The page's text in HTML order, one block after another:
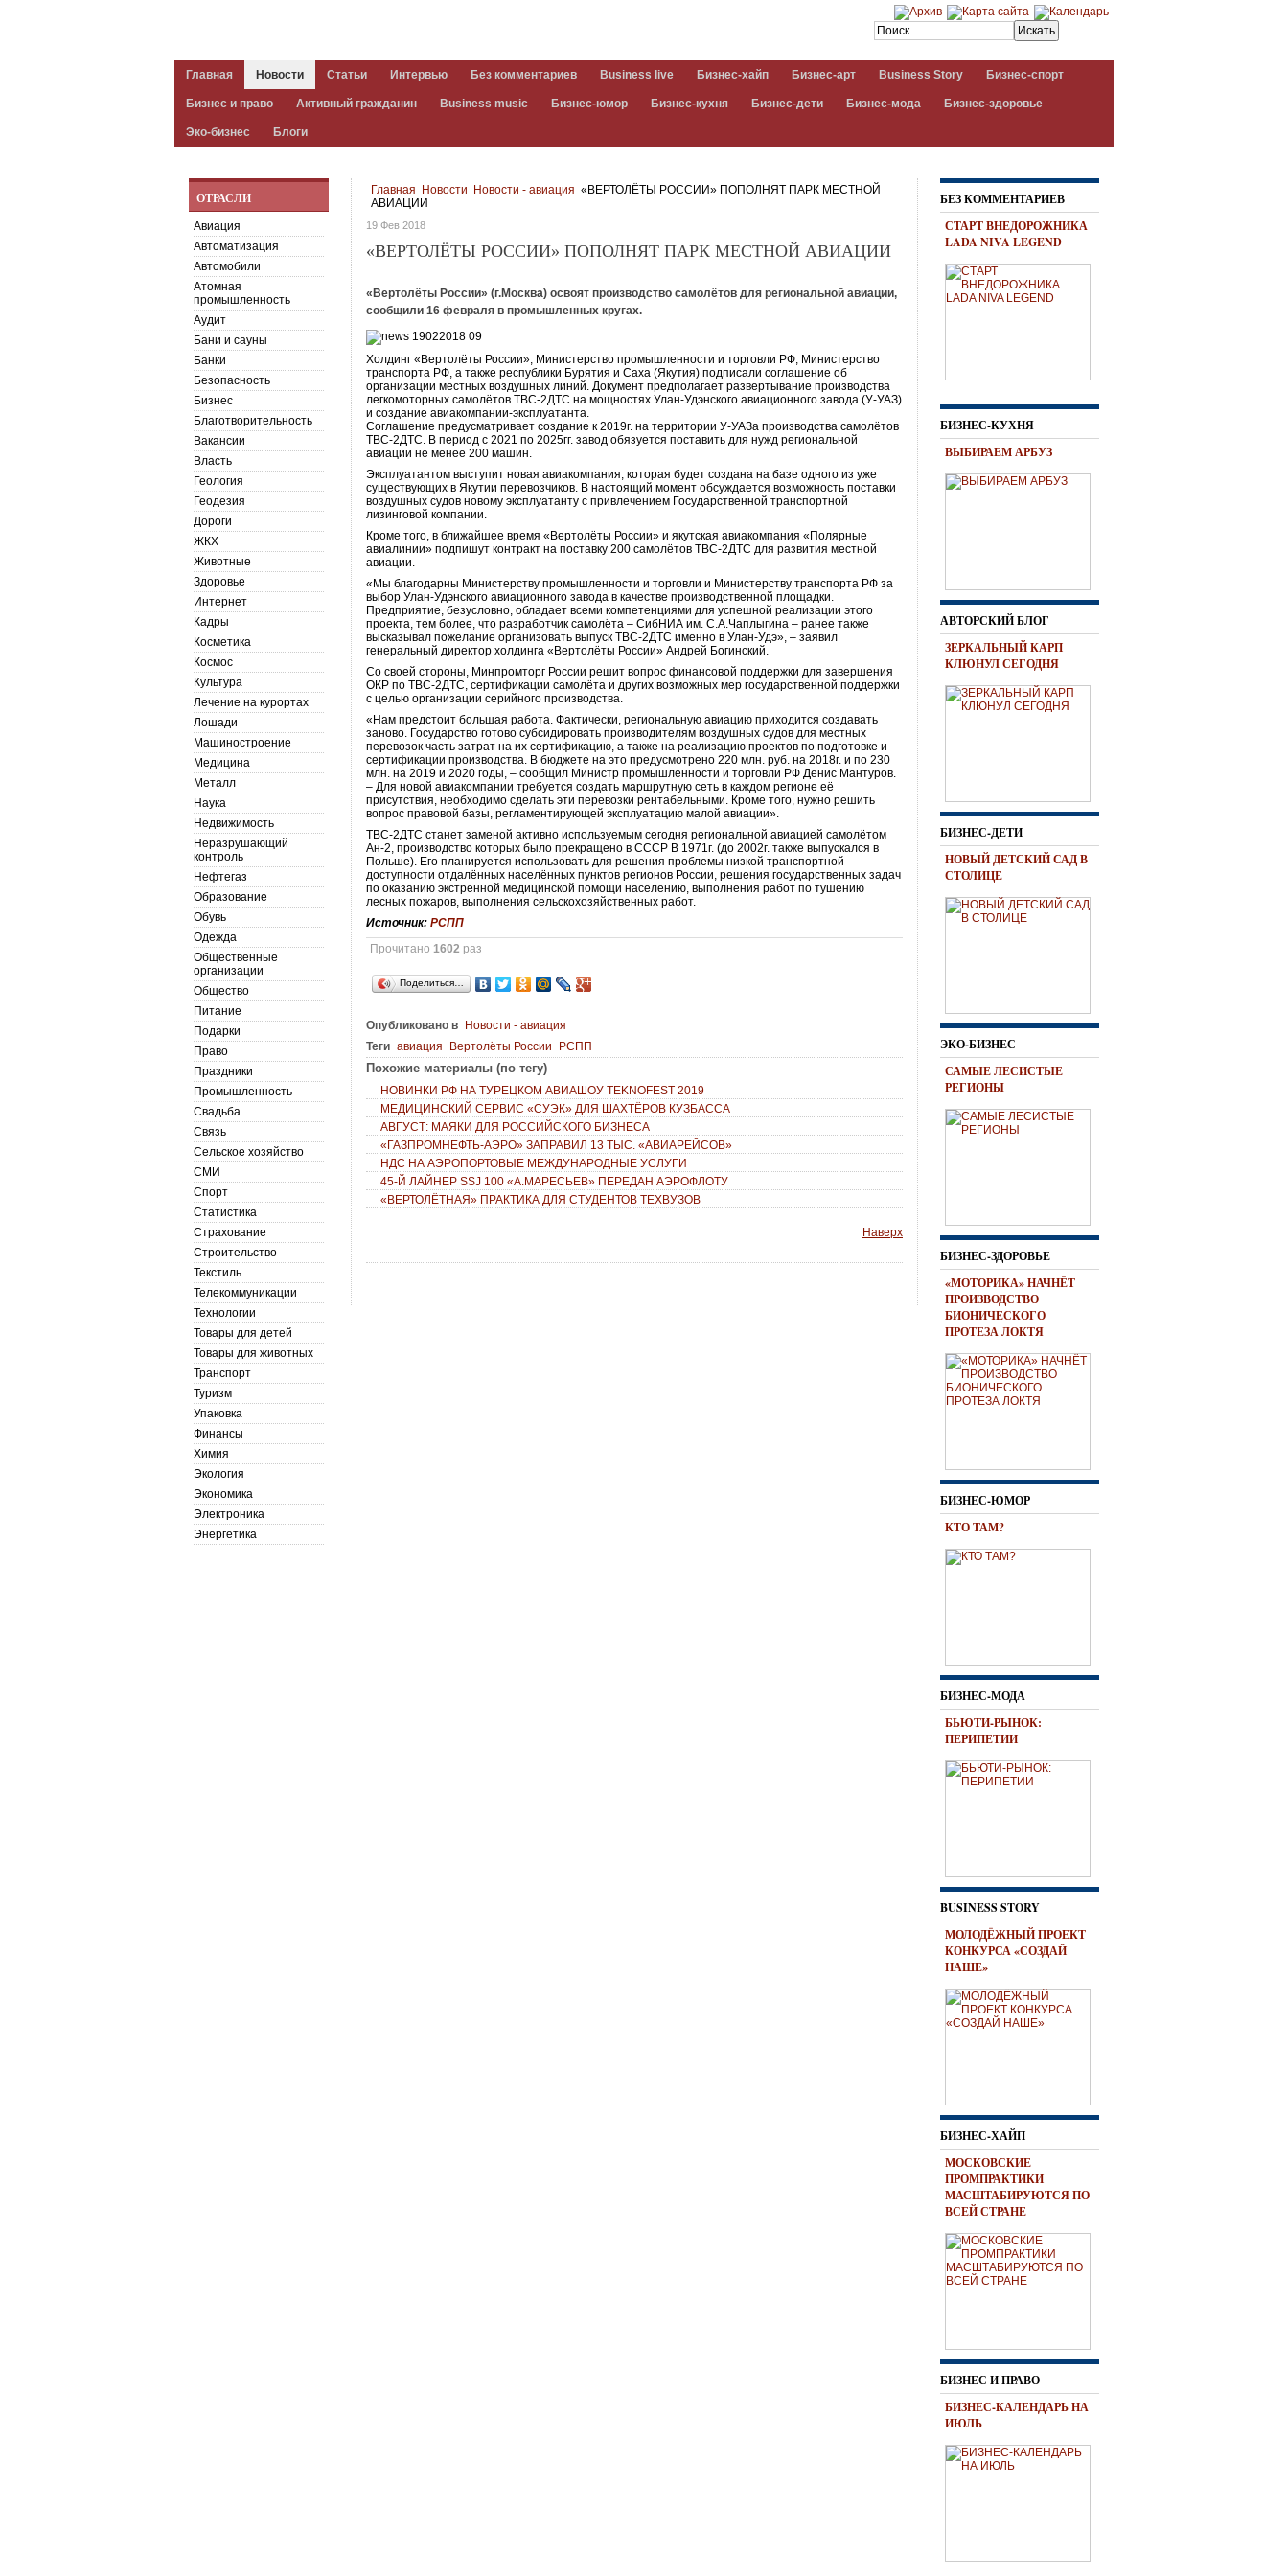
Главная Новости Статьи Интервью Без комментариев Business live Бизнес-хайп Бизнес-арт Business Story Бизнес-спорт
Бизнес и право Активный гражданин Business music Бизнес-юмор Бизнес-кухня Бизнес-дети Бизнес-мода Бизнес-здоровье
Эко-бизнес Блоги
Главная Новости Новости - авиация «ВЕРТОЛЁТЫ РОССИИ» ПОПОЛНЯТ ПАРК МЕСТНОЙ
АВИАЦИИ
19 Фев 2018
«ВЕРТОЛЁТЫ РОССИИ» ПОПОЛНЯТ ПАРК МЕСТНОЙ АВИАЦИИ
«Вертолёты России» (г.Москва) освоят производство самолётов для региональной авиации,
сообщили 16 февраля в промышленных кругах.
Холдинг «Вертолёты России», Министерство промышленности и торговли РФ, Министерство
транспорта РФ, а также республики Бурятия и Саха (Якутия) подписали соглашение об
организации местных воздушных линий. Документ предполагает развертывание производства
легкомоторных самолётов ТВС-2ДТС на мощностях Улан-Удэнского авиационного завода (У-УАЗ)
и создание авиакомпании-эксплуатанта.
Соглашение предусматривает создание к 2019г. на территории У-УАЗа производства самолётов
ТВС-2ДТС. В период с 2021 по 2025гг. завод обязуется поставить для нужд региональной
авиации не менее 200 машин.
Эксплуатантом выступит новая авиакомпания, которая будет создана на базе одного из уже
существующих в Якутии перевозчиков. В настоящий момент обсуждается возможность поставки
воздушных судов новому эксплуатанту с привлечением Государственной транспортной
лизинговой компании.
Кроме того, в ближайшее время «Вертолёты России» и якутская авиакомпания «Полярные
авиалинии» подпишут контракт на поставку 200 самолётов ТВС-2ДТС для развития местной
авиации.
«Мы благодарны Министерству промышленности и торговли и Министерству транспорта РФ за
выбор Улан-Удэнского авиационного завода в качестве производственной площадки.
Предприятие, безусловно, обладает всеми компетенциями для успешной реализации этого
проекта, тем более, что разработчик самолёта – СибНИА им. С.А.Чаплыгина – ранее также
высказывал пожелание организовать выпуск ТВС-2ДТС именно в Улан-Удэ», – заявил
генеральный директор холдинга «Вертолёты России» Андрей Богинский.
Со своей стороны, Минпромторг России решит вопрос финансовой поддержки для завершения
ОКР по ТВС-2ДТС, сертификации самолёта и других возможных мер государственной поддержки
с целью организации серийного производства.
«Нам предстоит большая работа. Фактически, региональную авиацию приходится создавать
заново. Государство готово субсидировать производителям воздушных судов для местных
перевозок часть затрат на их сертификацию, а также на реализацию проектов по подготовке и
сертификации производства. В бюджете на это предусмотрено 220 млн. руб. на 2018г. и по 230
млн. на 2019 и 2020 годы, – сообщил Министр промышленности и торговли РФ Денис Мантуров.
– Для новой авиакомпании требуется создать маршрутную сеть в каждом регионе её
присутствия, необходимо сделать эти перевозки рентабельными. Кроме того, нужно решить
вопрос правовой базы, регламентирующей эксплуатацию малой авиации».
ТВС-2ДТС станет заменой активно используемым сегодня региональной авиацией самолётом
Ан-2, производство которых было прекращено в СССР В 1971г. (до 2002г. также выпускался в
Польше). Его планируется использовать для решения проблемы низкой транспортной
доступности отдалённых населённых пунктов регионов России, решения государственных задач
по оказанию экстренной медицинской помощи населению, выполнения работ по тушению
лесных пожаров, выполнения сельскохозяйственных работ.
Источник:РСПП
Прочитано1602 раз
Поделиться…
Опубликовано в
Новости - авиация
Теги авиация Вертолёты России
РСПП
Похожие материалы (по тегу)
НОВИНКИ РФ НА ТУРЕЦКОМ АВИАШОУ TEKNOFEST 2019
МЕДИЦИНСКИЙ СЕРВИС «СУЭК» ДЛЯ ШАХТЁРОВ КУЗБАССА
АВГУСТ: МАЯКИ ДЛЯ РОССИЙСКОГО БИЗНЕСА
«ГАЗПРОМНЕФТЬ-АЭРО» ЗАПРАВИЛ 13 ТЫС. «АВИАРЕЙСОВ»
НДС НА АЭРОПОРТОВЫЕ МЕЖДУНАРОДНЫЕ УСЛУГИ
45-Й ЛАЙНЕР SSJ 100 «А.МАРЕСЬЕВ» ПЕРЕДАН АЭРОФЛОТУ
«ВЕРТОЛЁТНАЯ» ПРАКТИКА ДЛЯ СТУДЕНТОВ ТЕХВУЗОВ
Наверх
ОТРАСЛИ
Авиация
Автоматизация
Автомобили
Атомная
промышленность
Аудит
Бани и сауны
Банки
Безопасность
Бизнес
Благотворительность
Вакансии
Власть
Геология
Геодезия
Дороги
ЖКХ
Животные
Здоровье
Интернет
Кадры
Косметика
Космос
Культура
Лечение на курортах
Лошади
Машиностроение
Медицина
Металл
Наука
Недвижимость
Неразрушающий
контроль
Нефтегаз
Образование
Обувь
Одежда
Общественные
организации
Общество
Питание
Подарки
Право
Праздники
Промышленность
Свадьба
Связь
Сельское хозяйство
СМИ
Спорт
Статистика
Страхование
Строительство
Текстиль
Телекоммуникации
Технологии
Товары для детей
Товары для животных
Транспорт
Туризм
Упаковка
Финансы
Химия
Экология
Экономика
Электроника
Энергетика
БЕЗ КОММЕНТАРИЕВ
СТАРТ ВНЕДОРОЖНИКА
LADA NIVA LEGEND
БИЗНЕС-КУХНЯ
ВЫБИРАЕМ АРБУЗ
АВТОРСКИЙ БЛОГ
ЗЕРКАЛЬНЫЙ КАРП
КЛЮНУЛ СЕГОДНЯ
БИЗНЕС-ДЕТИ
НОВЫЙ ДЕТСКИЙ САД В
СТОЛИЦЕ
ЭКО-БИЗНЕС
САМЫЕ ЛЕСИСТЫЕ
РЕГИОНЫ
БИЗНЕС-ЗДОРОВЬЕ
«МОТОРИКА» НАЧНЁТ
ПРОИЗВОДСТВО
БИОНИЧЕСКОГО
ПРОТЕЗА ЛОКТЯ
БИЗНЕС-ЮМОР
КТО ТАМ?
БИЗНЕС-МОДА
БЬЮТИ-РЫНОК:
ПЕРИПЕТИИ
BUSINESS STORY
МОЛОДЁЖНЫЙ ПРОЕКТ
КОНКУРСА «СОЗДАЙ
НАШЕ»
БИЗНЕС-ХАЙП
МОСКОВСКИЕ
ПРОМПРАКТИКИ
МАСШТАБИРУЮТСЯ ПО
ВСЕЙ СТРАНЕ
БИЗНЕС И ПРАВО
БИЗНЕС-КАЛЕНДАРЬ НА
ИЮЛЬ